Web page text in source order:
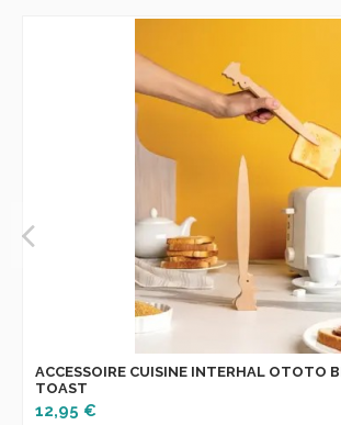
ACCESSOIRE CUISINE INTERHAL OTOTO
TOAST
12,95 €